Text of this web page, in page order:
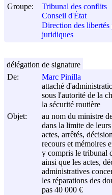
Groupe:
Tribunal des conflits
Conseil d'État
Direction des libertés
juridiques
De:
Marc Pinilla
attaché
sous l'autorité de la
la sécurité routière
Objet:
au nom du ministre
dans la limite de
actes, arrêtés,
recours et mémoires
y compris le tribunal
ainsi que les actes,
administratives
les réparations des
pas 40 000 €
délégation de signature